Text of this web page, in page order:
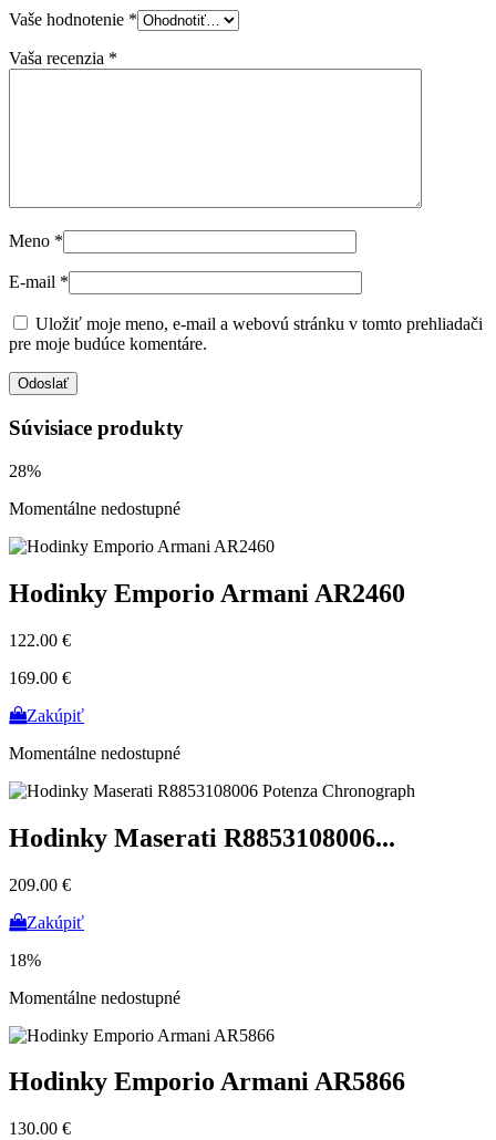
Vaše hodnotenie *
Vaša recenzia *
Meno *
E-mail *
Uložiť moje meno, e-mail a webovú stránku v tomto prehliadači
pre moje budúce komentáre.
Súvisiace produkty
28%
Momentálne nedostupné
Hodinky Emporio Armani AR2460
122.00 €
169.00 €
Zakúpiť
Momentálne nedostupné
Hodinky Maserati R8853108006...
209.00 €
Zakúpiť
18%
Momentálne nedostupné
Hodinky Emporio Armani AR5866
130.00 €